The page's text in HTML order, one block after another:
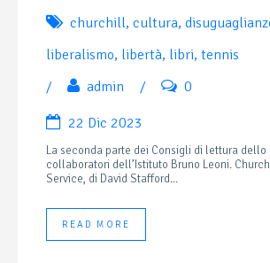
churchill, cultura,
liberalismo, libertà, libri, tennis
/
admin / 0
22 Dic 2023
La seconda parte dei Consigli di lettura dello
collaboratori dell’Istituto Bruno Leoni.
Service, di David Stafford...
READ MORE